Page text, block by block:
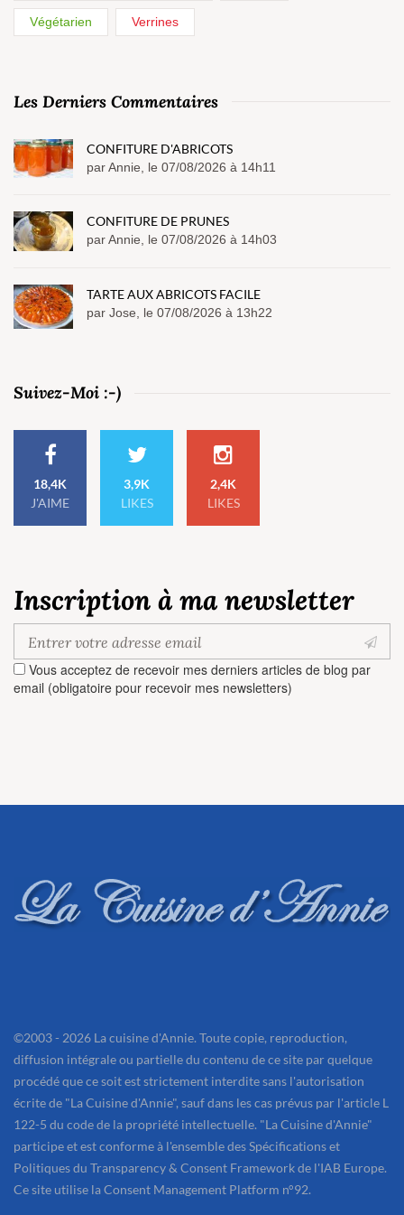
Végétarien Verrines
Les Derniers Commentaires
CONFITURE D'ABRICOTS
par Annie, le 07/08/2026 à 14h11
CONFITURE DE PRUNES
par Annie, le 07/08/2026 à 14h03
TARTE AUX ABRICOTS FACILE
par Jose, le 07/08/2026 à 13h22
Suivez-Moi :-)
18,4K
J'AIME
3,9K
LIKES
2,4K
LIKES
Inscription à ma newsletter
Vous acceptez de recevoir mes derniers articles de blog par
email (obligatoire pour recevoir mes newsletters)
©2003 - 2026 La cuisine d'Annie. Toute copie, reproduction,
diffusion intégrale ou partielle du contenu de ce site par quelque
procédé que ce soit est strictement interdite sans l'autorisation
écrite de "La Cuisine d'Annie", sauf dans les cas prévus par l'article L
122-5 du code de la propriété intellectuelle. "La Cuisine d'Annie"
participe et est conforme à l'ensemble des Spécifications et
Politiques du Transparency & Consent Framework de l'IAB Europe.
Ce site utilise la Consent Management Platform n°92.